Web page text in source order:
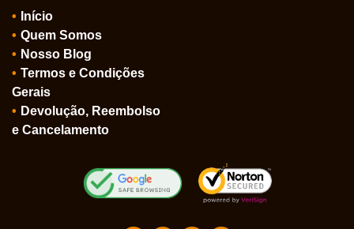
Início
Quem Somos
Nosso Blog
Termos e Condições
Gerais
Devolução, Reembolso
e Cancelamento